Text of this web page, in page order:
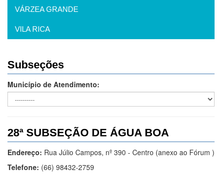
VÁRZEA GRANDE
VILA RICA
Subseções
Município de Atendimento:
28ª SUBSEÇÃO DE ÁGUA BOA
Endereço: Rua Júlio Campos, nº 390 - Centro (anexo ao Fórum )
Telefone: (66) 98432-2759